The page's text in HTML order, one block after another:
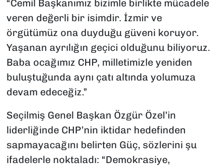
“Cemil Başkanımız bizimle birlikte mücadele
veren değerli bir isimdir. İzmir ve
örgütümüz ona duyduğu güveni koruyor.
Yaşanan ayrılığın geçici olduğunu biliyoruz.
Baba ocağımız CHP, milletimizle yeniden
buluştuğunda aynı çatı altında yolumuza
devam edeceğiz.”
Seçilmiş Genel Başkan Özgür Özel’in
liderliğinde CHP’nin iktidar hedefinden
sapmayacağını belirten Güç, sözlerini şu
ifadelerle noktaladı: “Demokrasiye,